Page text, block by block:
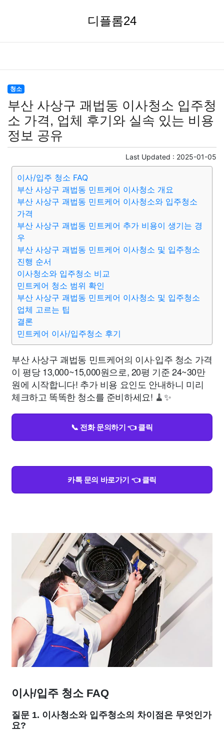
디플롬24
청소
부산 사상구 괘법동 이사청소 입주청
소 가격, 업체 후기와 실속 있는 비용
정보 공유
Last Updated : 2025-01-05
이사/입주 청소 FAQ
부산 사상구 괘법동 민트케어 이사청소 개요
부산 사상구 괘법동 민트케어 이사청소와 입주청소
가격
부산 사상구 괘법동 민트케어 추가 비용이 생기는 경
우
부산 사상구 괘법동 민트케어 이사청소 및 입주청소
진행 순서
이사청소와 입주청소 비교
민트케어 청소 범위 확인
부산 사상구 괘법동 민트케어 이사청소 및 입주청소
업체 고르는 팁
결론
민트케어 이사/입주청소 후기
부산 사상구 괘법동 민트케어의 이사·입주 청소 가격
이 평당 13,000~15,000원으로, 20평 기준 24~30만
원에 시작합니다! 추가 비용 요인도 안내하니 미리
체크하고 똑똑한 청소를 준비하세요! 🧹✨
📞 전화 문의하기 👈 클릭
카톡 문의 바로가기 👈 클릭
이사/입주 청소 FAQ
질문 1. 이사청소와 입주청소의 차이점은 무엇인가
요?